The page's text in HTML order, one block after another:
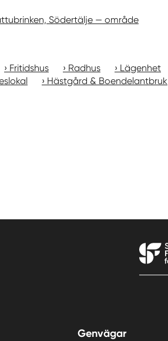
Södertälje — område
Fritidshus Radhus Lägenhet
Hästgård & Boendelantbruk
Genvägar